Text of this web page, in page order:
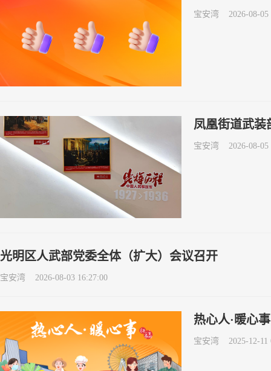
宝安湾 2026-08-05
凤凰街道武装
宝安湾 2026-08-05
光明区人武部党委全体（扩大）会议召开
宝安湾 2026-08-03 16:27:00
热心人·暖心事
宝安湾 2025-12-11